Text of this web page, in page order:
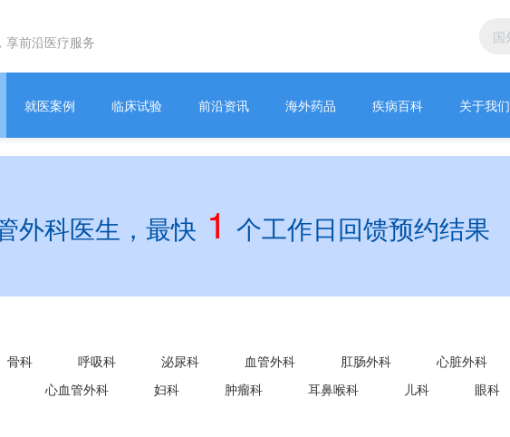
享前沿医疗服务
就医案例 临床试验 前沿资讯 海外药品 疾病百科 关于我们
外科医生，最快 1 个工作日回馈预约结果
骨科 呼吸科 泌尿科 血管外科 肛肠外科 心脏外科
心血管外科 妇科 肿瘤科 耳鼻喉科 儿科 眼科